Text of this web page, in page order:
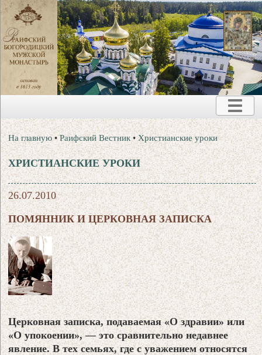
На главную •Раифский Вестник •Христианские уроки
ХРИСТИАНСКИЕ УРОКИ
26.07.2010
ПОМЯННИК И ЦЕРКОВНАЯ ЗАПИСКА
Церковная записка, подаваемая «О здравии» или
«О упокоении», — это сравнительно недавнее
явление. В тех семьях, где с уважением относятся